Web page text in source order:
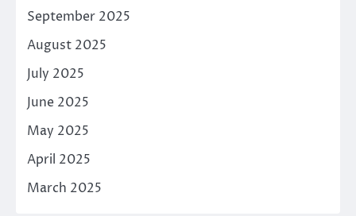
September 2025
August 2025
July 2025
June 2025
May 2025
April 2025
March 2025